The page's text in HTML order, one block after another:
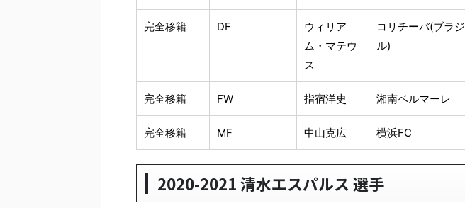
完全移籍 DF
ウィリア
ム・マテウ
ス
コリチーバ(ブラジ
ル)
完全移籍 FW 指宿洋史 湘南ベルマーレ
完全移籍 MF 中山克広 横浜FC
2020-2021 清水エスパルス 選手